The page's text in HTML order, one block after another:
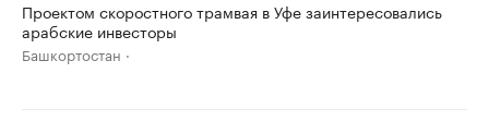
Проектом скоростного трамвая в Уфе заинтересовались
арабские инвесторы
Башкортостан